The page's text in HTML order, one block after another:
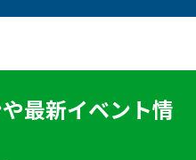
最新イベント情